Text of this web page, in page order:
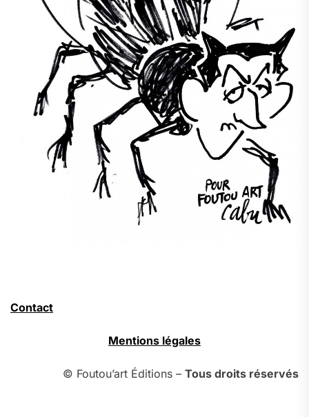
Contact
Mentions légales
© Foutou’art Éditions – Tous droits réservés